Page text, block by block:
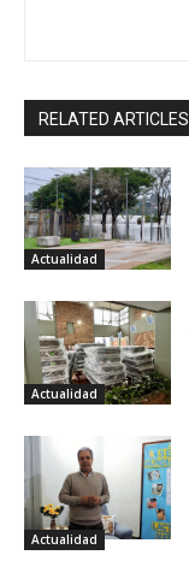
RELATED ARTICLES
Actualidad
Actualidad
Actualidad